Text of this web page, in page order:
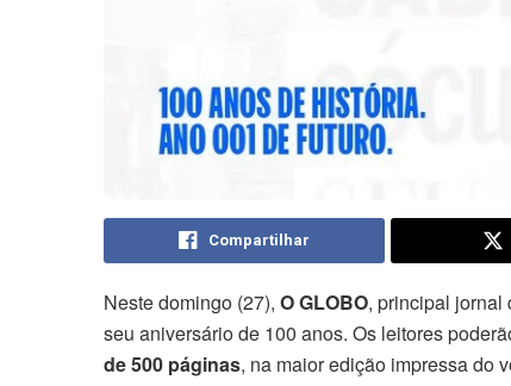
Compartilhar
Neste domingo (27), O GLOBO, principal jornal
seu aniversário de 100 anos. Os leitores
de 500 páginas, na maior edição impressa do